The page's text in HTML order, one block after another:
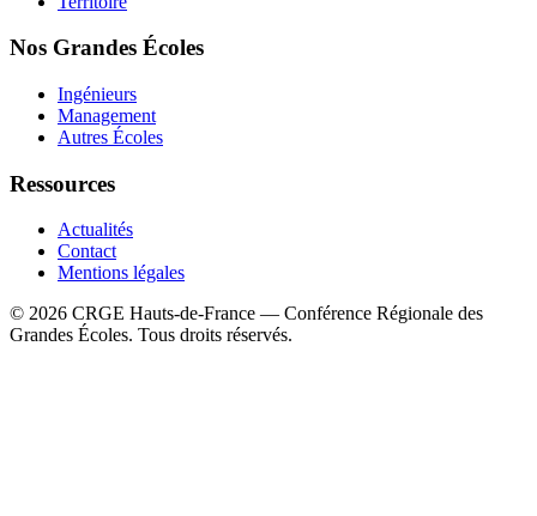
Nos Grandes Écoles
Ingénieurs
Management
Autres Écoles
Ressources
Actualités
Contact
Mentions légales
© 2026 CRGE Hauts-de-France — Conférence Régionale des
Grandes Écoles. Tous droits réservés.